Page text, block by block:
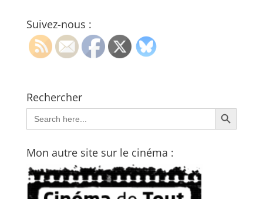
Suivez-nous :
Rechercher
Search
for:
Search Button
Mon autre site sur le cinéma :